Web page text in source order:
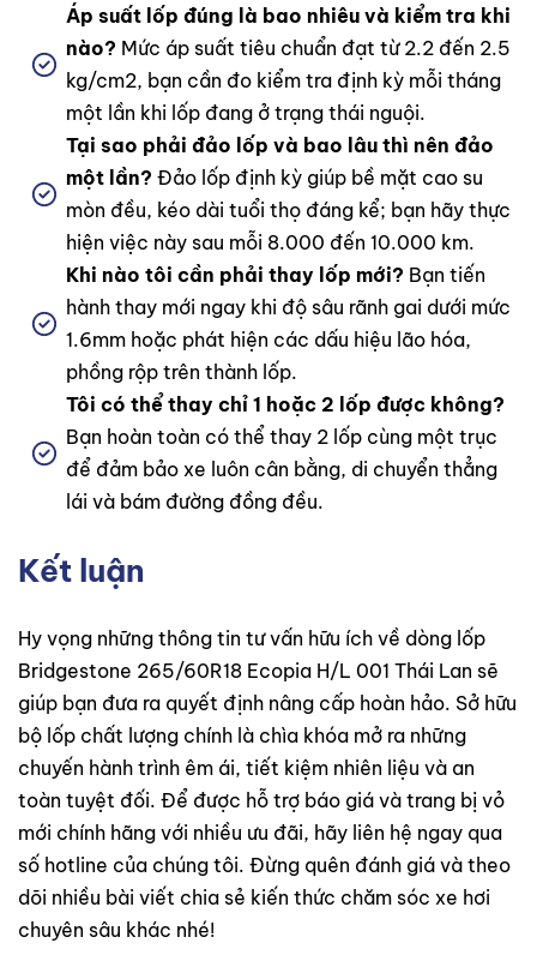
Áp suất lốp đúng là bao nhiêu và kiểm tra khi
nào? Mức áp suất tiêu chuẩn đạt từ 2.2 đến 2.5
kg/cm2, bạn cần đo kiểm tra định kỳ mỗi tháng
một lần khi lốp đang ở trạng thái nguội.
Tại sao phải đảo lốp và bao lâu thì nên đảo
một lần? Đảo lốp định kỳ giúp bề mặt cao su
mòn đều, kéo dài tuổi thọ đáng kể; bạn hãy thực
hiện việc này sau mỗi 8.000 đến 10.000 km.
Khi nào tôi cần phải thay lốp mới? Bạn tiến
hành thay mới ngay khi độ sâu rãnh gai dưới mức
1.6mm hoặc phát hiện các dấu hiệu lão hóa,
phồng rộp trên thành lốp.
Tôi có thể thay chỉ 1 hoặc 2 lốp được không?
Bạn hoàn toàn có thể thay 2 lốp cùng một trục
để đảm bảo xe luôn cân bằng, di chuyển thẳng
lái và bám đường đồng đều.
Kết luận
Hy vọng những thông tin tư vấn hữu ích về dòng lốp
Bridgestone 265/60R18 Ecopia H/L 001 Thái Lan sẽ
giúp bạn đưa ra quyết định nâng cấp hoàn hảo. Sở hữu
bộ lốp chất lượng chính là chìa khóa mở ra những
chuyến hành trình êm ái, tiết kiệm nhiên liệu và an
toàn tuyệt đối. Để được hỗ trợ báo giá và trang bị vỏ
mới chính hãng với nhiều ưu đãi, hãy liên hệ ngay qua
số hotline của chúng tôi. Đừng quên đánh giá và theo
dõi nhiều bài viết chia sẻ kiến thức chăm sóc xe hơi
chuyên sâu khác nhé!